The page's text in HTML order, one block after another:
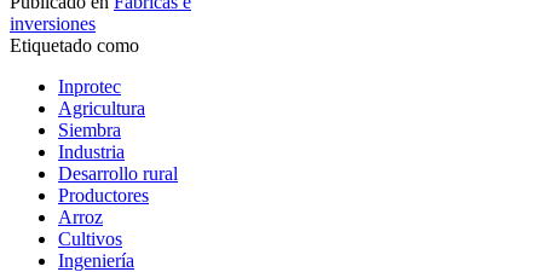
inversiones
Etiquetado como
Inprotec
Agricultura
Siembra
Industria
Desarrollo rural
Productores
Arroz
Cultivos
Ingeniería